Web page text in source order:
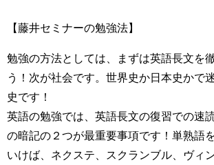
【藤井セミナーの勉強法】
勉強の方法としては、まずは英語長文を
う！次が社会です。世界史か日本史かで
史です！
英語の勉強では、英語長文の復習での速
の暗記の２つが最重要事項です！単熟語
いけば、ネクステ、スクランブル、ヴィ